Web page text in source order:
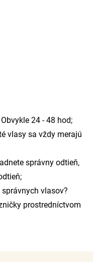
24 - 48 hod;
vlasy sa vždy merajú
správny odtieň,
vlasov?
prostredníctvom